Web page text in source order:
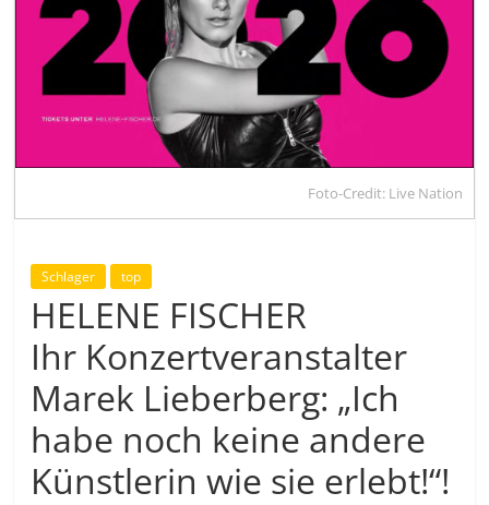
Foto-Credit: Live Nation
Schlager top
HELENE FISCHER
Ihr Konzertveranstalter
Marek Lieberberg: „Ich
habe noch keine andere
Künstlerin wie sie erlebt!“!